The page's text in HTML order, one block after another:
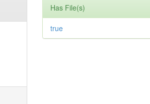
Has File(s)
true